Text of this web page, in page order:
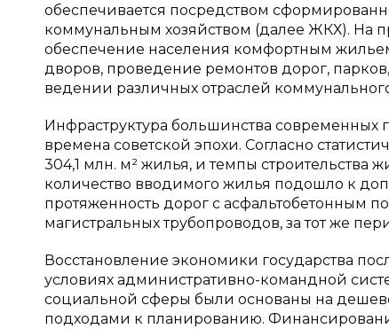
обеспечивается посредством
коммунальным хозяйством (далее ЖКХ). На
обеспечение населения комфортным
дворов, проведение ремонтов дорог,
ведении различных отраслей
Инфраструктура большинства современных
времена советской эпохи. Согласно
304,1 млн. м² жилья, и темпы строительства
количество вводимого жилья подошло к
протяженность дорог с асфальтобетонным
магистральных трубопроводов, за тот же
Восстановление экономики государства
условиях административно-командной
социальной сферы были основаны на
подходами к планированию.